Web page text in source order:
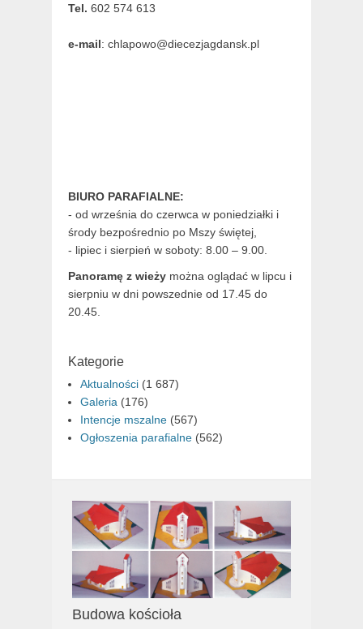
Tel. 602 574 613
e-mail: chlapowo@diecezjagdansk.pl
BIURO PARAFIALNE:
- od września do czerwca w poniedziałki i
środy bezpośrednio po Mszy świętej,
- lipiec i sierpień w soboty: 8.00 – 9.00.
Panoramę z wieży można oglądać w lipcu i
sierpniu w dni powszednie od 17.45 do
20.45.
Kategorie
Aktualności (1 687)
Galeria (176)
Intencje mszalne (567)
Ogłoszenia parafialne (562)
Budowa kościoła